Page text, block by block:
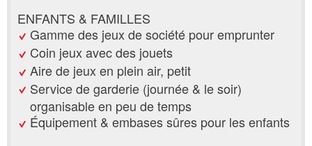
ENFANTS & FAMILLES
Gamme des jeux de société pour emprunter
Coin jeux avec des jouets
Aire de jeux en plein air, petit
Service de garderie (journée & le soir)
organisable en peu de temps
Équipement & embases sûres pour les enfants